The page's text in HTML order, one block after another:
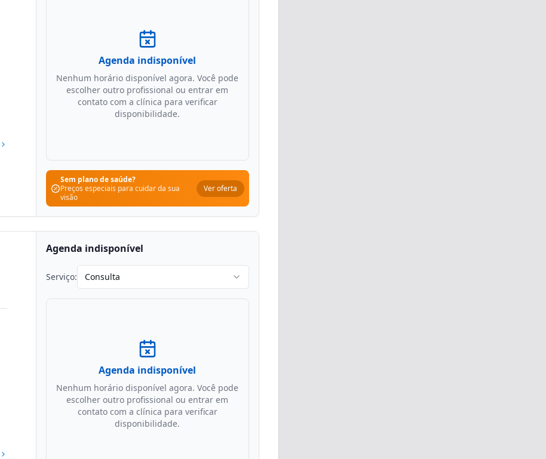
Agenda indisponível
Nenhum horário disponível agora. Você pode
escolher outro profissional ou entrar em
contato com a clínica para verificar
disponibilidade.
Sem plano de saúde?
Preços especiais para cuidar da sua
visão
Ver oferta
Agenda indisponível
Serviço: Consulta
Agenda indisponível
Nenhum horário disponível agora. Você pode
escolher outro profissional ou entrar em
contato com a clínica para verificar
disponibilidade.